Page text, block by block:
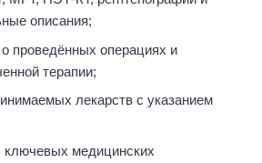
описания;
проведённых операциях и
терапии;
лекарств с указанием
ключевых медицинских